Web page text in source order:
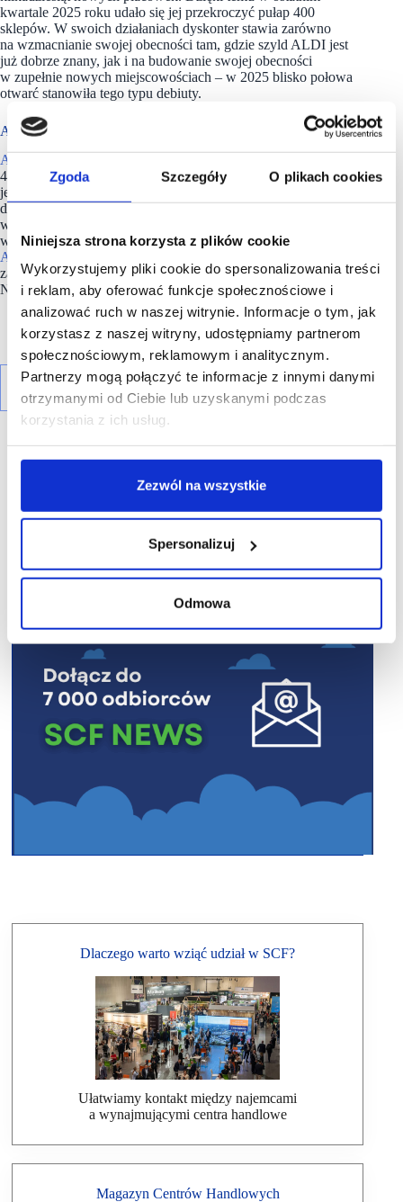
Zgoda Szczegóły O plikach cookies
Niniejsza strona korzysta z plików cookie
Wykorzystujemy pliki cookie do spersonalizowania treści
i reklam, aby oferować funkcje społecznościowe i
analizować ruch w naszej witrynie. Informacje o tym, jak
korzystasz z naszej witryny, udostępniamy partnerom
społecznościowym, reklamowym i analitycznym.
Partnerzy mogą połączyć te informacje z innymi danymi
otrzymanymi od Ciebie lub uzyskanymi podczas
korzystania z ich usług.
Zezwól na wszystkie
Spersonalizuj
Odmowa
kwartale 2025 roku udało się jej przekroczyć pułap 400
sklepów. W swoich działaniach dyskonter stawia zarówno
na wzmacnianie swojej obecności tam, gdzie szyld ALDI jest
już dobrze znany, jak i na budowanie swojej obecności
w zupełnie nowych miejscowościach – w 2025 blisko połowa
otwarć stanowiła tego typu debiuty.
ALDI posiada w Polsce ponad 400 sklepów
ALDI
4800 pracowników. Spółka jest częścią Grupy ALDI Nord –
jednego z wiodących międzynarodowych detalistów,
działającego w ośmiu krajach Europy. Spółka oferuje klientom
w dziewięciu krajach europejskich wysokiej jakości produkty
w najniższej możliwej cenie. Kluczem do sukcesu Grupy
ALDI Nord
zatrudnionych w Belgii, Francji, Niemczech, Luksemburgu,
Niderlandach, Polsce, Portugalii i Hiszpanii.
R E K L A M A
Dlaczego warto wziąć udział w SCF?
Ułatwiamy kontakt między najemcami
a wynajmującymi centra handlowe
Magazyn Centrów Handlowych